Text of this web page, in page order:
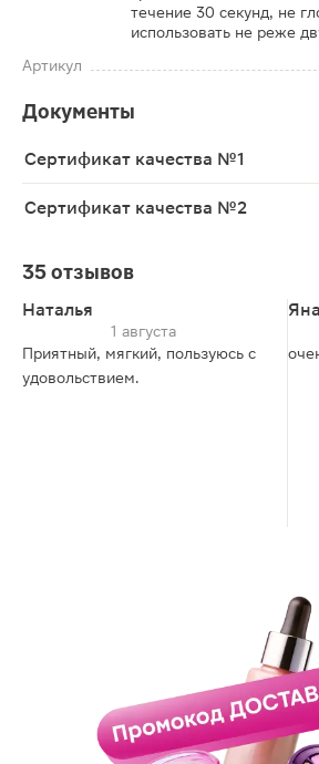
течение 30 секунд, не
использовать не реже
Артикул
Документы
Сертификат качества №1
Сертификат качества №2
35 отзывов
Наталья
1 августа
Приятный, мягкий, пользуюсь с
удовольствием.
Яна